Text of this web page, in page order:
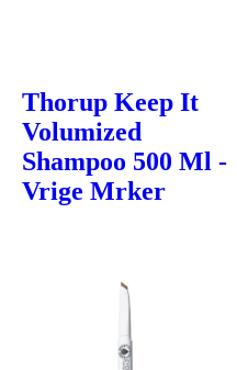
Thorup Keep It
Volumized
Shampoo 500 Ml -
Vrige Mrker